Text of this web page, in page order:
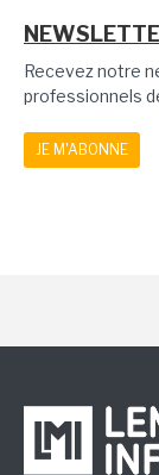
Recevez notre
professionnels
JE M'ABONNE